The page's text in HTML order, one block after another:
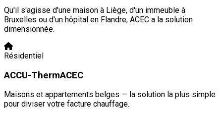
Qu'il s'agisse d'une maison à Liège, d'un immeuble à
Bruxelles ou d'un hôpital en Flandre, ACEC a la solution
dimensionnée.
Résidentiel
ACCU-ThermACEC
Maisons et appartements belges — la solution la plus simple
pour diviser votre facture chauffage.